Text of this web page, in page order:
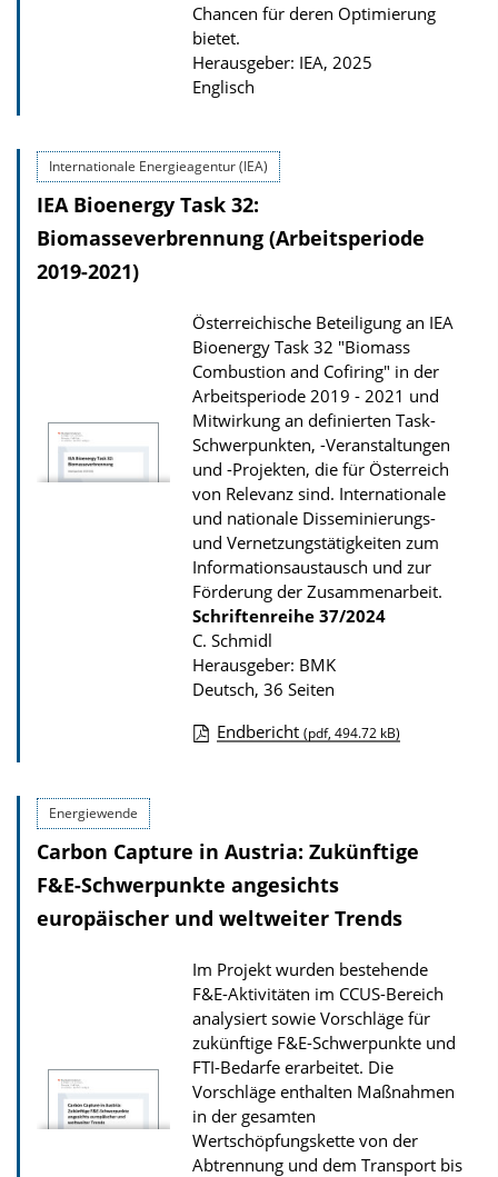
u
b
l
k
a
t
i
n
Chancen für deren Optimierung
bietet.
Herausgeber: IEA, 2025
Englisch
Internationale Energieagentur (IEA)
IEA Bioenergy Task 32:
Biomasseverbrennung (Arbeitsperiode
2019-2021)
Österreichische Beteiligung an IEA
Bioenergy Task 32 "Biomass
Combustion and Cofiring" in der
Arbeitsperiode 2019 - 2021 und
Mitwirkung an definierten Task-
Schwerpunkten, -Veranstaltungen
und -Projekten, die für Österreich
von Relevanz sind. Internationale
und nationale Disseminierungs-
und Vernetzungstätigkeiten zum
Informationsaustausch und zur
Förderung der Zusammenarbeit.
Schriftenreihe 37/2024
C. Schmidl
Herausgeber: BMK
Deutsch, 36 Seiten
n
l
o
d
s
z
u
r
P
u
Endbericht (pdf, 494.72 kB)
Energiewende
Carbon Capture in Austria: Zukünftige
F&E-Schwerpunkte angesichts
europäischer und weltweiter Trends
Im Projekt wurden bestehende
F&E-Aktivitäten im CCUS-Bereich
analysiert sowie Vorschläge für
zukünftige F&E-Schwerpunkte und
FTI-Bedarfe erarbeitet. Die
Vorschläge enthalten Maßnahmen
in der gesamten
Wertschöpfungskette von der
Abtrennung und dem Transport bis